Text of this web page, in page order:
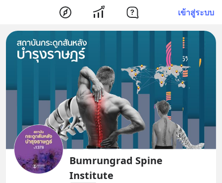
เข้าสู่ระบบ
Bumrungrad Spine
Institute